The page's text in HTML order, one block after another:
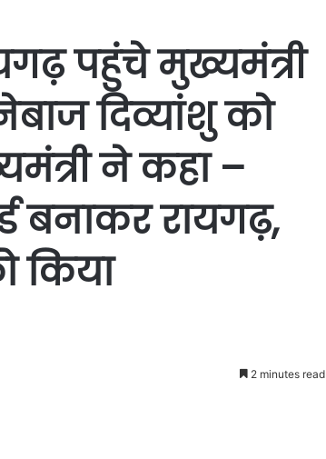
पहुंचे मुख्यमंत्री
दिव्यांशु को
ने कहा –
बनाकर रायगढ़,
किया
2 minutes read